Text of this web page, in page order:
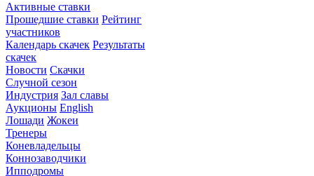
Активные ставки
Прошедшие ставки Рейтинг
участников
Календарь скачек Результаты
скачек
Новости Скачки
Случной сезон
Индустрия Зал славы
Аукционы English
Лошади Жокеи
Тренеры
Коневладельцы
Коннозаводчики
Ипподромы